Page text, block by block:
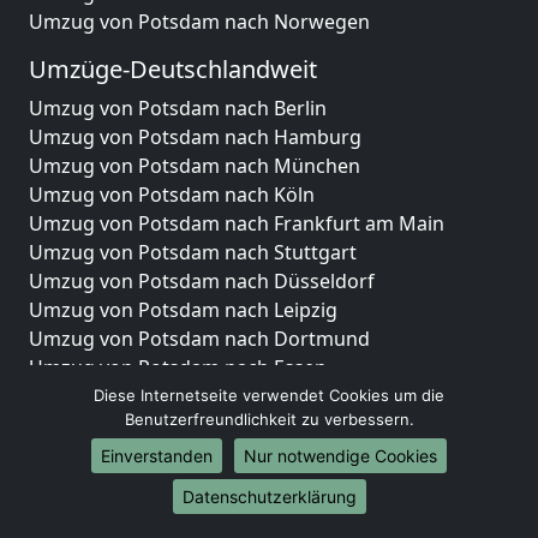
Umzug von Potsdam nach Norwegen
Umzüge-Deutschlandweit
Umzug von Potsdam nach Berlin
Umzug von Potsdam nach Hamburg
Umzug von Potsdam nach München
Umzug von Potsdam nach Köln
Umzug von Potsdam nach Frankfurt am Main
Umzug von Potsdam nach Stuttgart
Umzug von Potsdam nach Düsseldorf
Umzug von Potsdam nach Leipzig
Umzug von Potsdam nach Dortmund
Umzug von Potsdam nach Essen
Umzug von Potsdam nach Bremen
Umzug von Potsdam nach Dresden
Umzug von Potsdam nach Hannover
Umzug von Potsdam nach Nürnberg
Umzug von Potsdam nach Duisburg
Diese Internetseite verwendet Cookies um die
Benutzerfreundlichkeit zu verbessern.
Einverstanden
Nur notwendige Cookies
Datenschutzerklärung